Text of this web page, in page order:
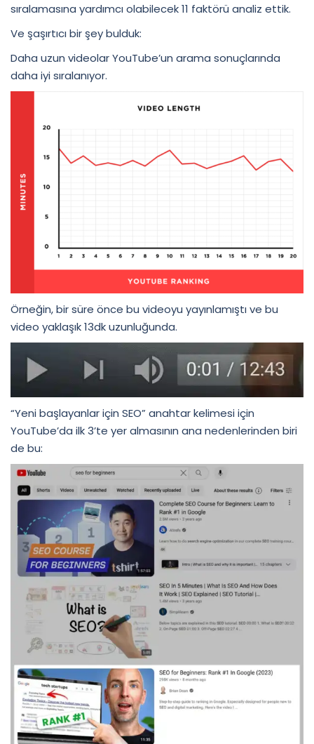
sıralamasına yardımcı olabilecek 11 faktörü analiz ettik.
Ve şaşırtıcı bir şey bulduk:
Daha uzun videolar YouTube’un arama sonuçlarında
daha iyi sıralanıyor.
Örneğin, bir süre önce bu videoyu yayınlamıştı ve bu
video yaklaşık 13dk uzunluğunda.
“Yeni başlayanlar için SEO” anahtar kelimesi için
YouTube’da ilk 3’te yer almasının ana nedenlerinden biri
de bu: